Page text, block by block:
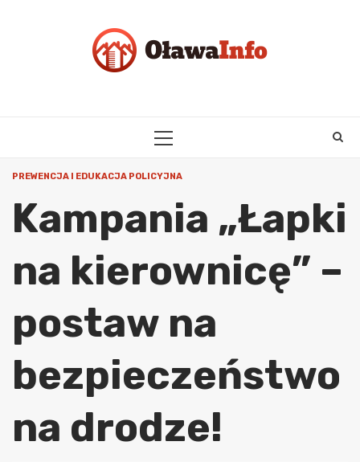
PRIMARY
PREWENCJA I EDUKACJA POLICYJNA
Kampania „Łapki
na kierownicę” –
postaw na
bezpieczeństwo
na drodze!